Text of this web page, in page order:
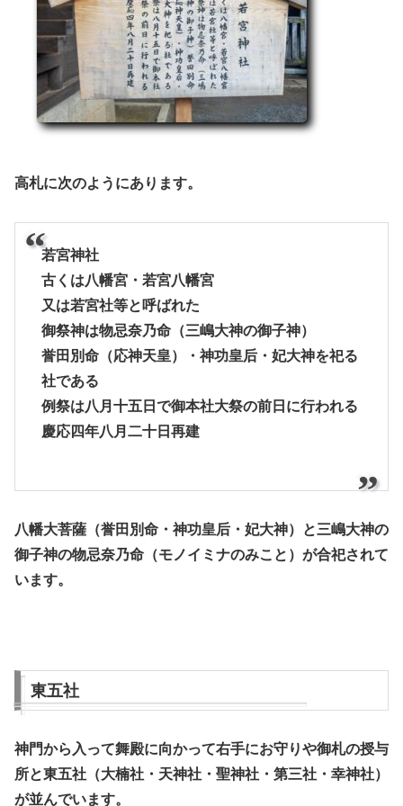
高札に次のようにあります。
若宮神社
古くは八幡宮・若宮八幡宮
又は若宮社等と呼ばれた
御祭神は物忌奈乃命（三嶋大神の御子神）
誉田別命（応神天皇）・神功皇后・妃大神を祀る
社である
例祭は八月十五日で御本社大祭の前日に行われる
慶応四年八月二十日再建
八幡大菩薩（誉田別命・神功皇后・妃大神）と三嶋大神の
御子神の物忌奈乃命（モノイミナのみこと）が合祀されて
います。
東五社
神門から入って舞殿に向かって右手にお守りや御札の授与
所と東五社（大楠社・天神社・聖神社・第三社・幸神社）
が並んでいます。